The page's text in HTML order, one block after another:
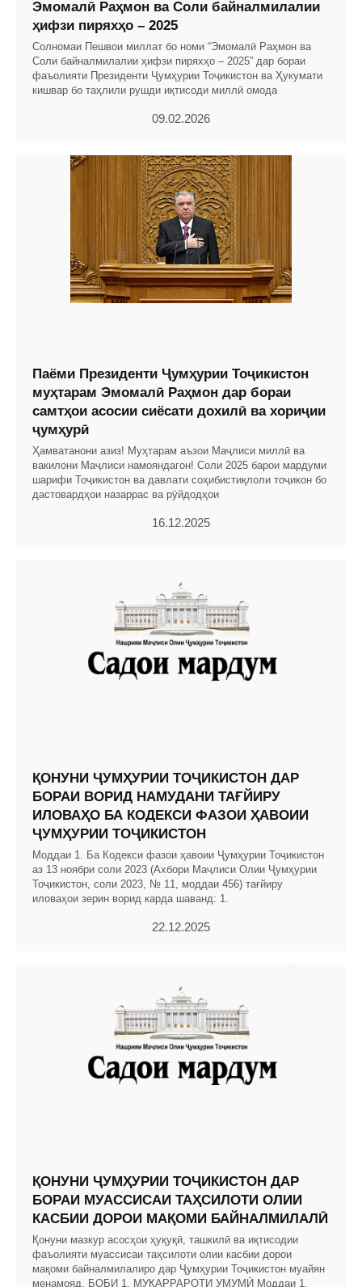
Эмомалӣ Раҳмон ва Соли байналмилалии
ҳифзи пиряхҳо – 2025
Солномаи Пешвои миллат бо номи “Эмомалӣ Раҳмон ва
Соли байналмилалии ҳифзи пиряхҳо – 2025” дар бораи
фаъолияти Президенти Ҷумҳурии Тоҷикистон ва Ҳукумати
кишвар бо таҳлили рушди иқтисоди миллӣ омода
09.02.2026
Паёми Президенти Ҷумҳурии Тоҷикистон
муҳтарам Эмомалӣ Раҳмон дар бораи
самтҳои асосии сиёсати дохилӣ ва хориҷии
ҷумҳурӣ
Ҳамватанони азиз! Муҳтарам аъзои Маҷлиси миллӣ ва
вакилони Маҷлиси намояндагон! Соли 2025 барои мардуми
шарифи Тоҷикистон ва давлати соҳибистиқлоли тоҷикон бо
дастовардҳои назаррас ва рӯйдодҳои
16.12.2025
ҚОНУНИ ҶУМҲУРИИ ТОҶИКИСТОН ДАР
БОРАИ ВОРИД НАМУДАНИ ТАҒЙИРУ
ИЛОВАҲО БА КОДЕКСИ ФАЗОИ ҲАВОИИ
ҶУМҲУРИИ ТОҶИКИСТОН
Моддаи 1. Ба Кодекси фазои ҳавоии Ҷумҳурии Тоҷикистон
аз 13 ноябри соли 2023 (Ахбори Маҷлиси Олии Ҷумҳурии
Тоҷикистон, соли 2023, № 11, моддаи 456) тағйиру
иловаҳои зерин ворид карда шаванд: 1.
22.12.2025
ҚОНУНИ ҶУМҲУРИИ ТОҶИКИСТОН ДАР
БОРАИ МУАССИСАИ ТАҲСИЛОТИ ОЛИИ
КАСБИИ ДОРОИ МАҚОМИ БАЙНАЛМИЛАЛӢ
Қонуни мазкур асосҳои ҳуқуқӣ, ташкилӣ ва иқтисодии
фаъолияти муассисаи таҳсилоти олии касбии дорои
мақоми байналмилалиро дар Ҷумҳурии Тоҷикистон муайян
менамояд. БОБИ 1. МУҚАРРАРОТИ УМУМӢ Моддаи 1.